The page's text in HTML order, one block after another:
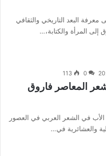
البعد التاريخي والثقافي
المرأة والكتابة،…
0
113
المعاصر فاروق
في الشعر العربي في العصور
والعشائرية في…